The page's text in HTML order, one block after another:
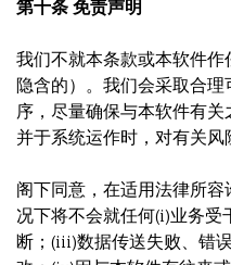
第十条 免责声明
我们不就本条款或本软件
隐含的）。我们会采取合理
序，尽量确保与本软件有关
并于系统运作时，对有关风
阁下同意，在适用法律所
况下将不会就任何(i)业务
断；(iii)数据传送失败、错